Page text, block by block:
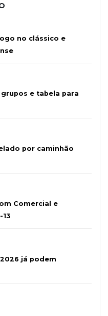
no clássico e
e tabela para
por caminhão
Comercial e
já podem